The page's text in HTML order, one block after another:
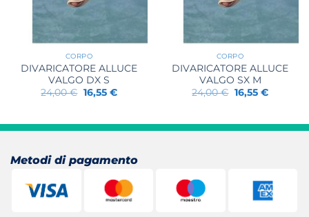
CORPO
DIVARICATORE ALLUCE
VALGO DX S
24,00€ Il
prezzo
24,00 €.
16,55 €Il
16,55 €.
CORPO
DIVARICATORE ALLUCE
VALGO SX M
24,00€ Il
prezzo
24,00 €.
16,55 €Il
16,55 €.
Metodi di pagamento